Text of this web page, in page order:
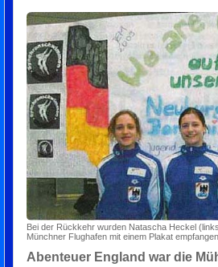
Bei der Rückkehr wurden Natascha Heckel
Münchner Flughafen mit einem Plakat
Abenteuer England war die